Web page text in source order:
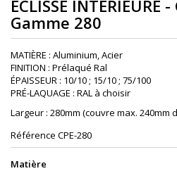
ÉCLISSE INTÉRIEURE
Gamme 280
MATIÈRE : Aluminium, Acier
FINITION : Prélaqué Ral
ÉPAISSEUR : 10/10 ; 15/10 ; 75/100
PRÉ-LAQUAGE : RAL à choisir
Largeur : 280mm (couvre max. 240mm
Référence CPE-280
Matière